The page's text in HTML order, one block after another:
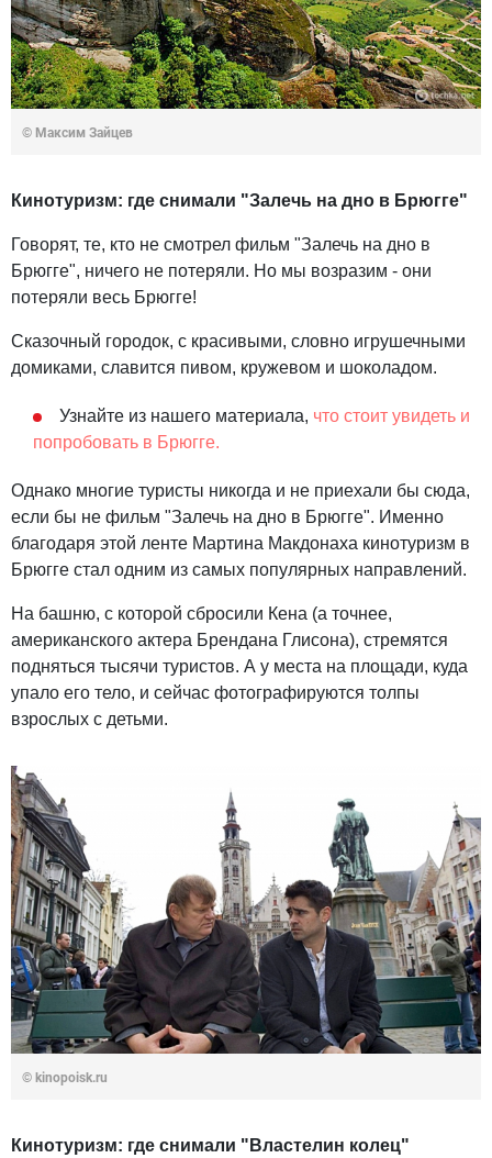
© Максим Зайцев
Кинотуризм: где снимали "Залечь на дно в Брюгге"
Говорят, те, кто не смотрел фильм "Залечь на дно в
Брюгге", ничего не потеряли. Но мы возразим - они
потеряли весь Брюгге!
Сказочный городок, с красивыми, словно игрушечными
домиками, славится пивом, кружевом и шоколадом.
Узнайте из нашего материала, что стоит увидеть и
попробовать в Брюгге.
Однако многие туристы никогда и не приехали бы сюда,
если бы не фильм "Залечь на дно в Брюгге". Именно
благодаря этой ленте Мартина Макдонаха кинотуризм в
Брюгге стал одним из самых популярных направлений.
На башню, с которой сбросили Кена (а точнее,
американского актера Брендана Глисона), стремятся
подняться тысячи туристов. А у места на площади, куда
упало его тело, и сейчас фотографируются толпы
взрослых с детьми.
© kinopoisk.ru
Кинотуризм: где снимали "Властелин колец"